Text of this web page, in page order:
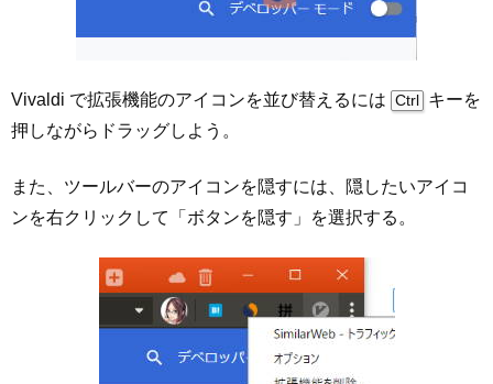
Vivaldi で拡張機能のアイコンを並び替えるには Ctrl
キーを
押しながらドラッグしよう。
また、ツールバーのアイコンを隠すには、隠したいアイコ
ンを右クリックして「ボタンを隠す」を選択する。